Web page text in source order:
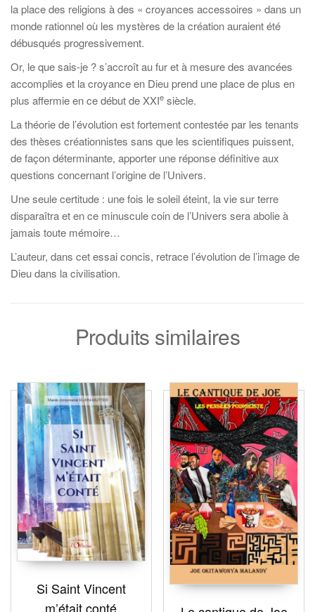
la place des religions à des « croyances accessoires » dans un
monde rationnel où les mystères de la création auraient été
débusqués progressivement.
Or, le que sais-je ? s’accroît au fur et à mesure des avancées
accomplies et la croyance en Dieu prend une place de plus en
plus affermie en ce début de XXIe siècle.
La théorie de l’évolution est fortement contestée par les tenants
des thèses créationnistes sans que les scientifiques puissent,
de façon déterminante, apporter une réponse définitive aux
questions concernant l’origine de l’Univers.
Une seule certitude : une fois le soleil éteint, la vie sur terre
disparaîtra et en ce minuscule coin de l’Univers sera abolie à
jamais toute mémoire…
L’auteur, dans cet essai concis, retrace l’évolution de l’image de
Dieu dans la civilisation.
Produits similaires
Si Saint Vincent
m’était conté